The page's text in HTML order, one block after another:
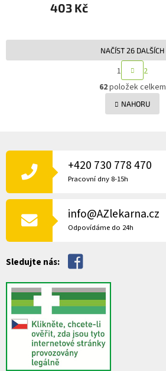
403 Kč
O
v
l
á
p
y
v
ý
NAČÍST 26 DALŠÍCH
T
R
Á
N
K
1
2
62položek celkem
NAHORU
Á
T
+420 730 778 470
Pracovní dny 8-15h
info@AZlekarna.cz
Odpovídáme do 24h
Sledujte nás: